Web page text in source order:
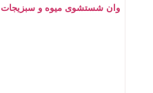
وان شستشوی میوه و سبزیجات